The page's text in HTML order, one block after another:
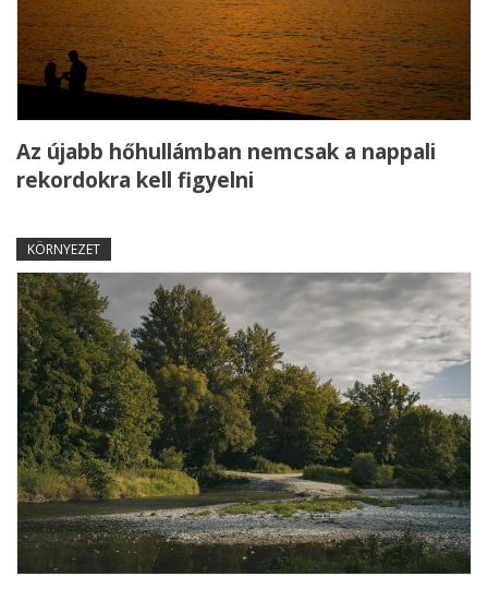
Az újabb hőhullámban nemcsak a nappali
rekordokra kell figyelni
KÖRNYEZET